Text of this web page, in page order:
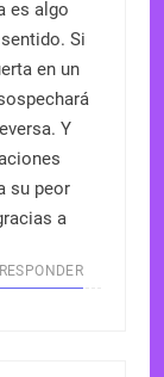
es algo
Si
en un
Y
su peor
a
RESPONDER